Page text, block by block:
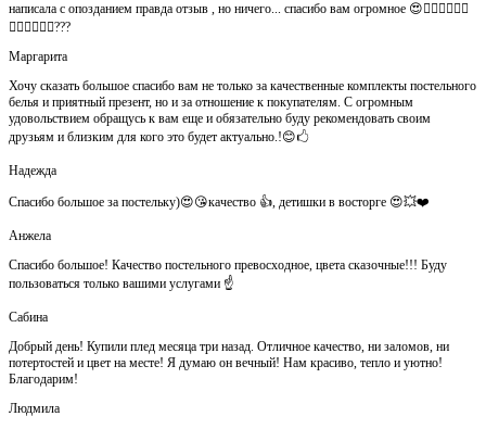
написала с опозданием правда отзыв , но ничего... спасибо вам огромное 😍👍🏻👍🏻👏🏻
👌🏻👌🏻👌🏻???
Маргарита
Хочу сказать большое спасибо вам не только за качественные комплекты постельного
белья и приятный презент, но и за отношение к покупателям. С огромным
удовольствием обращусь к вам еще и обязательно буду рекомендовать своим
друзьям и близким для кого это будет актуально.!😊🖒
Надежда
Спасибо большое за постельку)😍😘качество 👍, детишки в восторге 😍💥❤️
Анжела
Спасибо большое! Качество постельного превосходное, цвета сказочные!!! Буду
пользоваться только вашими услугами ☝️
Сабина
Добрый день! Купили плед месяца три назад. Отличное качество, ни заломов, ни
потертостей и цвет на месте! Я думаю он вечный! Нам красиво, тепло и уютно!
Благодарим!
Людмила